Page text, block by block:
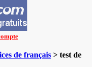
de français > test de